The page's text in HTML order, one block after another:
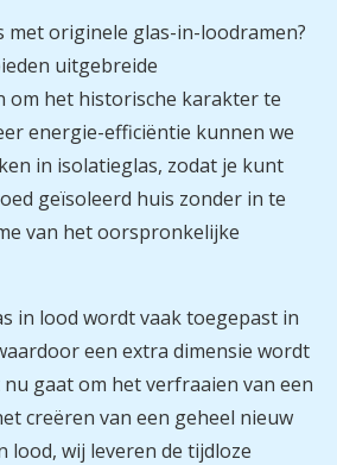
met originele glas-in-loodramen?
uitgebreide
om het historische karakter te
energie-efficiëntie kunnen we
in isolatieglas, zodat je kunt
geïsoleerd huis zonder in te
van het oorspronkelijke
in lood wordt vaak toegepast in
een extra dimensie wordt
gaat om het verfraaien van een
creëren van een geheel nieuw
lood, wij leveren de tijdloze